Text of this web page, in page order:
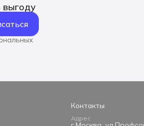
выгоду
Контакты
Адрес